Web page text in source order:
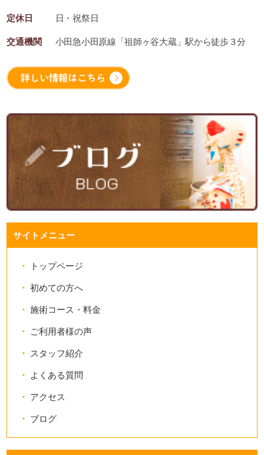
定休日 日・祝祭日
交通機関 小田急小田原線「祖師ヶ谷大蔵」駅から徒歩３分
サイトメニュー
トップページ
初めての方へ
施術コース・料金
ご利用者様の声
スタッフ紹介
よくある質問
アクセス
ブログ